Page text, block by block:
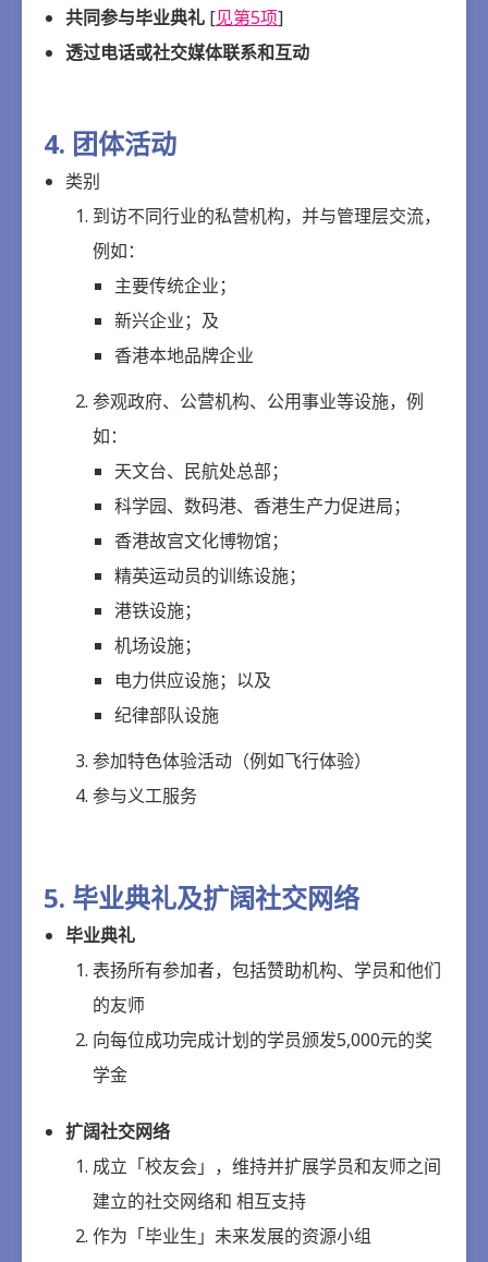
共同参与毕业典礼 [见第5项]
透过电话或社交媒体联系和互动
4. 团体活动
类别
到访不同行业的私营机构，并与管理层交流，
例如：
主要传统企业；
新兴企业；及
香港本地品牌企业
参观政府、公营机构、公用事业等设施，例
如：
天文台、民航处总部；
科学园、数码港、香港生产力促进局；
香港故宫文化博物馆；
精英运动员的训练设施；
港铁设施；
机场设施；
电力供应设施；以及
纪律部队设施
参加特色体验活动（例如飞行体验）
参与义工服务
5. 毕业典礼及扩阔社交网络
毕业典礼
表扬所有参加者，包括赞助机构、学员和他们
的友师
向每位成功完成计划的学员颁发5,000元的奖
学金
扩阔社交网络
成立「校友会」，维持并扩展学员和友师之间
建立的社交网络和 相互支持
作为「毕业生」未来发展的资源小组